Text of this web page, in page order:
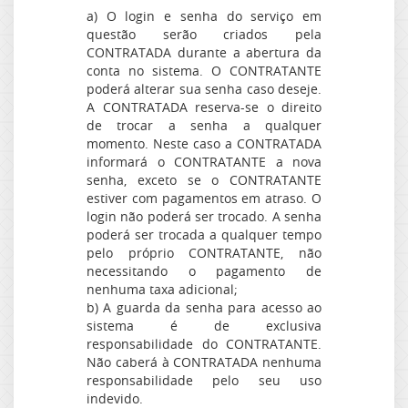
a) O login e senha do serviço em
questão serão criados pela
CONTRATADA durante a abertura da
conta no sistema. O CONTRATANTE
poderá alterar sua senha caso deseje.
A CONTRATADA reserva-se o direito
de trocar a senha a qualquer
momento. Neste caso a CONTRATADA
informará o CONTRATANTE a nova
senha, exceto se o CONTRATANTE
estiver com pagamentos em atraso. O
login não poderá ser trocado. A senha
poderá ser trocada a qualquer tempo
pelo próprio CONTRATANTE, não
necessitando o pagamento de
nenhuma taxa adicional;
b) A guarda da senha para acesso ao
sistema é de exclusiva
responsabilidade do CONTRATANTE.
Não caberá à CONTRATADA nenhuma
responsabilidade pelo seu uso
indevido.